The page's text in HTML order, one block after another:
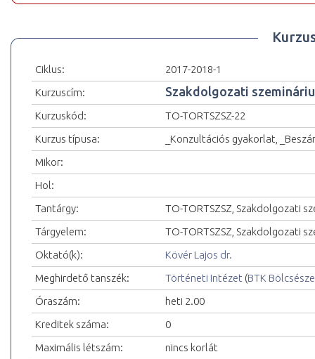
Ciklus:
2017-2018-1
Kurzuscím:
Szakdolgozati
Kurzuskód:
TO-TORTSZSZ-22
Kurzus típusa:
_Konzultációs gyakorlat,
Mikor:
Hol:
Tantárgy:
TO-TORTSZSZ, Szakdolgozati
Tárgyelem:
TO-TORTSZSZ, Szakdolgozati
Oktató(k):
Kövér Lajos dr.
Meghirdető tanszék:
Történeti Intézet (BTK
Óraszám:
heti 2.00
Kreditek száma:
0
Maximális létszám:
nincs korlát